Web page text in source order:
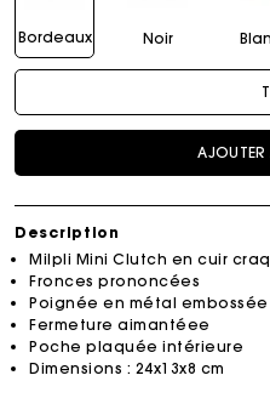
Bordeaux Noir
AJOUTER
Description
Milpli Mini Clutch en cuir
Fronces prononcées
Poignée en métal
Fermeture aimantéee
Poche plaquée intérieure
Dimensions : 24x13x8 cm